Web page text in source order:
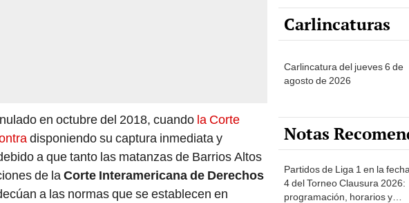
en octubre del 2018, cuando la Corte
disponiendo su captura inmediata y
a que tanto las matanzas de Barrios Altos
de laCorte Interamericana de Derechos
a las normas que se establecen en
Carlincaturas
Carlincatura del jueves 6 de
agosto de 2026
Notas
Partidos de Liga 1 en la fecha
4 del Torneo Clausura 2026:
programación, horarios y